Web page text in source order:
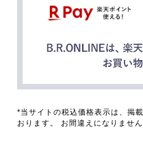
*当サイトの税込価格表示は、掲
おります。 お間違えになりませ